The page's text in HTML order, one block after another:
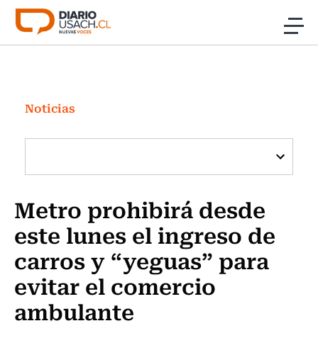
Click acá para ir directamente al contenido
Investigación
Cultura
Programas Radio y TV Usach
Noticias
Metro prohibirá desde
este lunes el ingreso de
carros y “yeguas” para
evitar el comercio
ambulante